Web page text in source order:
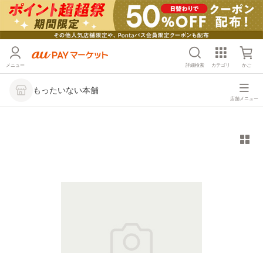
メニュー 詳細検索 カテゴリ かご
もったいない本舗
店舗メニュー